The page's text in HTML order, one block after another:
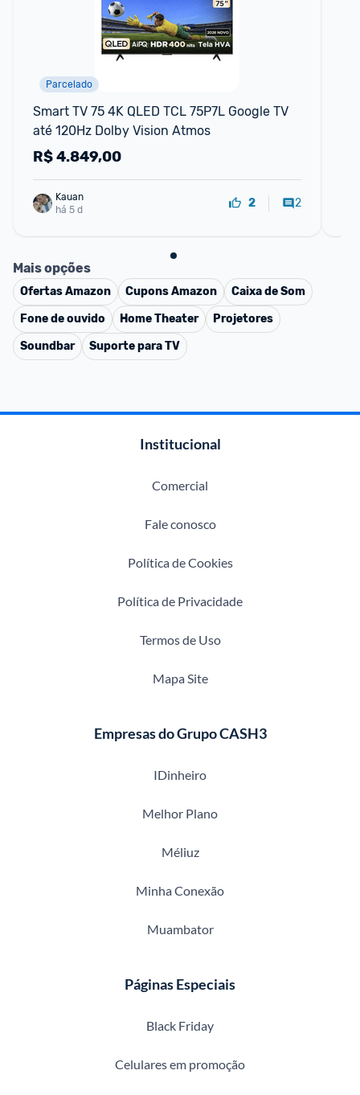
Parcelado
Smart TV 75 4K QLED TCL 75P7L Google TV
até 120Hz Dolby Vision Atmos
R$4.849,00
Kauan
há 5 d
2 2
Mais opções
OfertasAmazon CuponsAmazon
Caixa de Som
Fone de ouvido
Home Theater
Projetores
Soundbar
Suporte para TV
Institucional
Comercial
Fale conosco
Política de Cookies
Política de Privacidade
Termos de Uso
Mapa Site
Empresas do Grupo CASH3
IDinheiro
Melhor Plano
Méliuz
Minha Conexão
Muambator
Páginas Especiais
Black Friday
Celulares em promoção